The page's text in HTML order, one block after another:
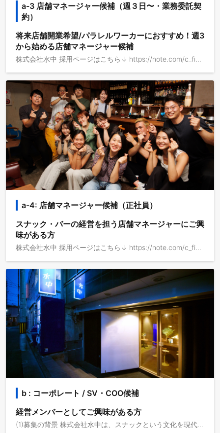
a-3 店舗マネージャー候補（週３日〜・業務委託契
約）
将来店舗開業希望/パラレルワーカーにおすすめ！週3
から始める店舗マネージャー候補
株式会社水中 採用ページはこちら↓ https://note.com/c_fish/n/n6d9858266bb9 (1)会社の理念 目指している社会：多くの頼り先に小さく寄りかかる社会。 生活圏内で、複数の場や人に寄りかかりながら、楽しみ合い、助け合い暮らしていく生活の一助になることを目指します。 そのために、安心して楽しめる社交場・スナックのブランド展開を行います。 (2)店舗で提供するもの 気楽な関係性、安心感のある空間で、誰かと団欒する楽しさを提供します。 お客様が求めているものを気づき、ご来店された全てのお客様が心地よく過ごせるようにサービスを提供します。 (3)具体的な業務内容 (株)水中が運営する店舗の経営の一翼を担っていただける方として、店舗のサービス業務をメインとしながら店舗経営・マネジメント業務も担っていただきます。 ・週３〜店舗でのサービス業務 ・スタッフのチームビルディング (4)求められる必須能力 ①マネジメント能力 店舗での体験は、参加できる人情ドラマ・喜劇のようです。偶発性が高い社交場に人が賑わうためには、状態把握と管理が必要になります。強い責任感を持ち、組織と空間、そしてお客様の体験全体を把握できるマネジメント能力が必要です。 ② コミュニケーション能力 店舗で働くスタッフの満足度が営業中の空気感を作り、お客様の満足度に寄与します。お店の顔として、お客様との誠実な関係性づくりが求められます。チームメンバーをエンパワメントするコミュニケーションを取り、強固なチームビルディングスキルを求めます。
a-4: 店舗マネージャー候補（正社員）
スナック・バーの経営を担う店舗マネージャーにご興
味がある方
株式会社水中 採用ページはこちら↓ https://note.com/c_fish/n/n6d9858266bb9 (1)会社の理念 目指している社会：多くの頼り先に小さく寄りかかる社会。 生活圏内で、複数の場や人に寄りかかりながら、楽しみ合い、助け合い暮らしていく生活の一助になることを目指します。 そのために、安心して楽しめる社交場・スナックの店舗展開を行います。 (2)店舗で提供するもの 気楽な関係性、安心感のある空間で、誰かと団欒する楽しさを提供します。 お客様が求めているものを気づき、ご来店された全てのお客様が心地よく過ごせるようにサービスを提供します。 (2)具体的な業務内容 マネージャーとして(株)水中が運営する店舗の経営を担っていただける方を募集します。 ・経営戦略の策定 ・売上、コストにおける課題設定 ・マーケティング施策の立案、実行 ・運営オペレーション構築及び業務改善 ・人員体制の構築及びチームビルディング ・スタッフ育成 ・マネジメント業務（売上・シフト・在庫・店舗環境等） (3)求められる必須能力 ①マネジメント能力 店舗での体験は、参加できる人情ドラマ・喜劇のようです。偶発性が高い社交場に人が賑わうためには、状態把握と管理が必要になります。強い責任感を持ち、組織と空間、そしてお客様の体験全体をコントロールできるマネジメント能力が必要です。 ② 論理的な思考力 現状分析を通じて、課題を発見し解決策を施行するまで論理的一貫性の高い業務遂行が必要となります。具体的には、ロジカルシンキング、クリティカルシンキング、俯瞰的思考等の能力が求められます。 ③ コミュニケーション能力 店舗で働くスタッフの満足度が営業中の空気感を作り、お客様の満足度に寄与します。また、店舗マネージャーはお店の顔。お客様との誠実な関係性づくりが求められます。チームメンバーをエンパワメントするコミュニケーションを取り、強固なチームビルディングスキルが必要です。
b : コーポレート / SV・COO候補
経営メンバーとしてご興味がある方
(1)募集の背景 株式会社水中は、スナックという文化を現代に再解釈し、人が寄りかかり合える場をデザインしています。直営店舗の運営を軸に、スナックのプロデュース支援・独立支援を行い、誰もが安心してつながれる関係のインフラをつくることを目指しています。 (2)具体的な業務内容 (株)水中は複数店舗展開を目指しています。 新店舗の開発や既存店の運営に関わる業務を仕組み化・組織化し、事業成長を加速してくれる経営メンバーを募集しています。 具体的には下記に課題感を抱いており、その改善や実行、浸透を期待しています。 ①リピート率を高める非属人的な仕組み/マーケティング戦略 売上面はもちろん、顧客体験としても重視しているリピート率。現状では、店舗スタッフのサービス力に依存しています。お客様を、どのように共に水中の文化を作ってくださるファンに醸成できるかに課題を抱いています。 ②新規顧客を獲得するマーケティング戦略 「スナック」はシニア世代に客層が寄っている業態です。ですが、私たちの店舗では20-30代やミドル世代のお客様にもよくご来店いただいています。これからもスナックに馴染みのない世代にも来店いただけるマーケ施策の設計を行いたいです。 ③スタッフが楽しくやりがいを持って働く組織づくり 評価制度や表彰といった、スタッフのエンゲージメント醸成や企業文化の浸透を目指します。 ④新店舗の出店戦略 エリアや物件の選定と場所に合わせた店舗開発のノウハウ醸成を行います。 (3)前提事項 サービス理解のため、OJTとして店舗オペレーションに携わっていただきます。